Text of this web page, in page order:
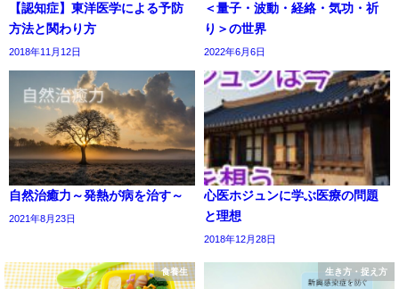
【認知症】東洋医学による予防
方法と関わり方
2018年11月12日
＜量子・波動・経絡・気功・祈
り＞の世界
2022年6月6日
自然治癒力～発熱が病を治す～
2021年8月23日
心医ホジュンに学ぶ医療の問題
と理想
2018年12月28日
食養生 生き方・捉え方